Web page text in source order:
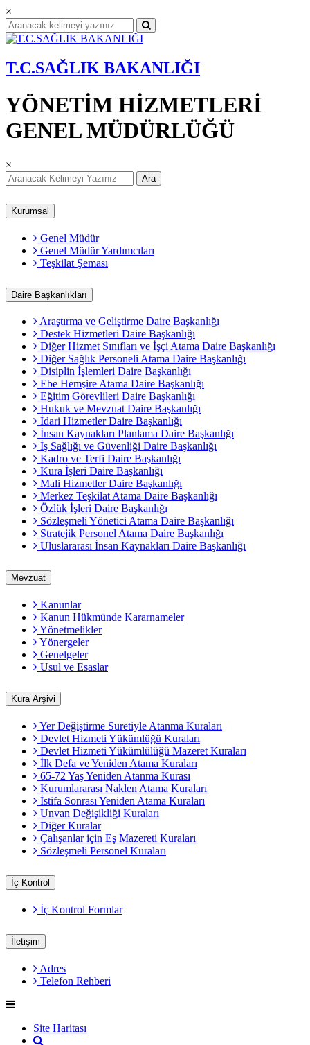
×
T.C.SAĞLIK BAKANLIĞI
YÖNETİM HİZMETLERİ
GENEL MÜDÜRLÜĞÜ
×
Ara
Kurumsal
Genel Müdür
Genel Müdür Yardımcıları
Teşkilat Şeması
Daire Başkanlıkları
Araştırma ve Geliştirme Daire Başkanlığı
Destek Hizmetleri Daire Başkanlığı
Diğer Hizmet Sınıfları ve İşçi Atama Daire Başkanlığı
Diğer Sağlık Personeli Atama Daire Başkanlığı
Disiplin İşlemleri Daire Başkanlığı
Ebe Hemşire Atama Daire Başkanlığı
Eğitim Görevlileri Daire Başkanlığı
Hukuk ve Mevzuat Daire Başkanlığı
İdari Hizmetler Daire Başkanlığı
İnsan Kaynakları Planlama Daire Başkanlığı
İş Sağlığı ve Güvenliği Daire Başkanlığı
Kadro ve Terfi Daire Başkanlığı
Kura İşleri Daire Başkanlığı
Mali Hizmetler Daire Başkanlığı
Merkez Teşkilat Atama Daire Başkanlığı
Özlük İşleri Daire Başkanlığı
Sözleşmeli Yönetici Atama Daire Başkanlığı
Stratejik Personel Atama Daire Başkanlığı
Uluslararası İnsan Kaynakları Daire Başkanlığı
Mevzuat
Kanunlar
Kanun Hükmünde Kararnameler
Yönetmelikler
Yönergeler
Genelgeler
Usul ve Esaslar
Kura Arşivi
Yer Değiştirme Suretiyle Atanma Kuraları
Devlet Hizmeti Yükümlüğü Kuraları
Devlet Hizmeti Yükümlülüğü Mazeret Kuraları
İlk Defa ve Yeniden Atama Kuraları
65-72 Yaş Yeniden Atanma Kurası
Kurumlararası Naklen Atama Kuraları
İstifa Sonrası Yeniden Atama Kuraları
Unvan Değişikliği Kuraları
Diğer Kuralar
Çalışanlar için Eş Mazereti Kuraları
Sözleşmeli Personel Kuraları
İç Kontrol
İç Kontrol Formlar
İletişim
Adres
Telefon Rehberi
Site Haritası